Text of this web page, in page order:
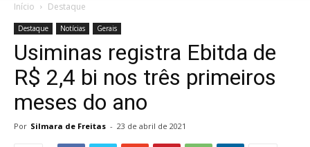
Início Destaque
Destaque Notícias Gerais
Usiminas registra Ebitda de
R$ 2,4 bi nos três primeiros
meses do ano
Por Silmara de Freitas - 23 de abril de 2021